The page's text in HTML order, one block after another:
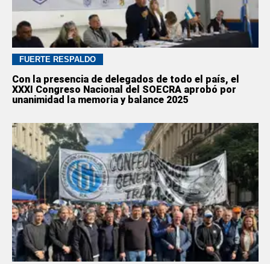
FUERTE RESPALDO
Con la presencia de delegados de todo el país, el
XXXI Congreso Nacional del SOECRA aprobó por
unanimidad la memoria y balance 2025